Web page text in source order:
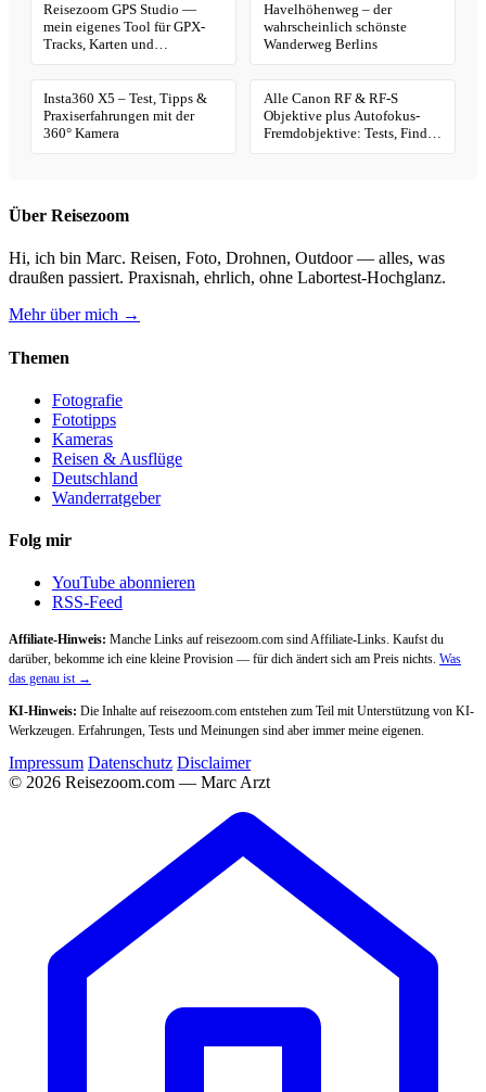
Reisezoom GPS Studio —
mein eigenes Tool für GPX-
Tracks, Karten und
Havelhöhenweg – der
wahrscheinlich schönste
Wanderweg Berlins
Insta360 X5 – Test, Tipps &
Praxiserfahrungen mit der
360° Kamera
Alle Canon RF & RF-S
Objektive plus Autofokus-
Fremdobjektive: Tests, Finder
Über Reisezoom
Hi, ich bin Marc. Reisen, Foto, Drohnen, Outdoor — alles, was
draußen passiert. Praxisnah, ehrlich, ohne Labortest-Hochglanz.
Mehr über mich →
Themen
Fotografie
Fototipps
Kameras
Reisen & Ausflüge
Deutschland
Wanderratgeber
Folg mir
YouTube abonnieren
RSS-Feed
Affiliate-Hinweis: Manche Links auf reisezoom.com sind Affiliate-Links. Kaufst du
darüber, bekomme ich eine kleine Provision — für dich ändert sich am Preis nichts. Was
das genau ist →
KI-Hinweis: Die Inhalte auf reisezoom.com entstehen zum Teil mit Unterstützung von KI-
Werkzeugen. Erfahrungen, Tests und Meinungen sind aber immer meine eigenen.
Impressum Datenschutz Disclaimer
© 2026 Reisezoom.com — Marc Arzt